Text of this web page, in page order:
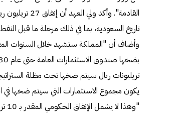
القادمة".
تاريخ السعودية، بما في ذلك مرحلة ما قبل
وأضاف أن "المملكة ستشهد خلال السنوات
تريليونات ريال سيتم ضخها تحت مظلة
يكون مجموع الاستثمارات التي سيتم ضخها في الاقتصاد الوطني 12